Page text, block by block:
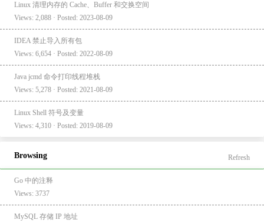
Linux 清理内存的 Cache、Buffer 和交换空间
Views: 2,088 · Posted: 2023-08-09
IDEA 禁止导入所有包
Views: 6,654 · Posted: 2022-08-09
Java jcmd 命令打印线程堆栈
Views: 5,278 · Posted: 2021-08-09
Linux Shell 符号及变量
Views: 4,310 · Posted: 2019-08-09
Browsing Refresh
Go 中的注释
Views: 3737
MySQL 存储 IP 地址